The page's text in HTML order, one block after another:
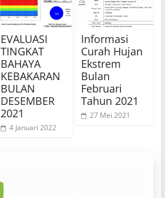
EVALUASI
TINGKAT
BAHAYA
KEBAKARAN
BULAN
DESEMBER
2021
4 Januari 2022
Informasi
Curah Hujan
Ekstrem
Bulan
Februari
Tahun 2021
27 Mei 2021